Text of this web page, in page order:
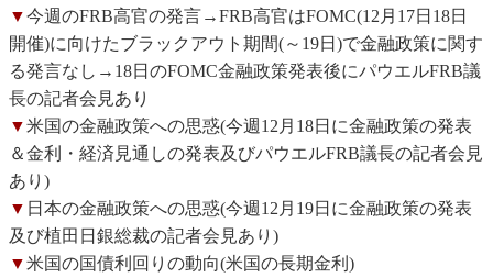
▼今週のFRB高官の発言→FRB高官はFOMC(12月17日18日
開催)に向けたブラックアウト期間(～19日)で金融政策に関す
る発言なし→18日のFOMC金融政策発表後にパウエルFRB議
長の記者会見あり
▼米国の金融政策への思惑(今週12月18日に金融政策の発表
＆金利・経済見通しの発表及びパウエルFRB議長の記者会見
あり)
▼ 日本の金融政策への思惑(今週12月19日に金融政策の発表
及び植田日銀総裁の記者会見あり)
▼米国の国債利回りの動向(米国の長期金利)